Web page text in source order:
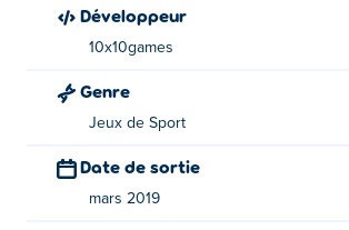
Puis-je jouer à Penalty Shooters 2
Penalty Shooters 2 est jouable à la fois
Penalty Shooters 2
Développeur
10x10games
Genre
Jeux de Sport
Date de sortie
mars 2019